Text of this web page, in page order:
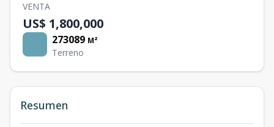
VENTA
US$ 1,800,000
273089 M²
Terreno
Resumen